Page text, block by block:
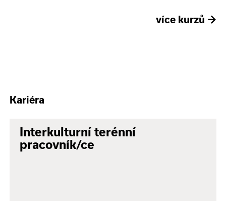
více kurzů →
Kariéra
Interkulturní terénní
pracovník/ce